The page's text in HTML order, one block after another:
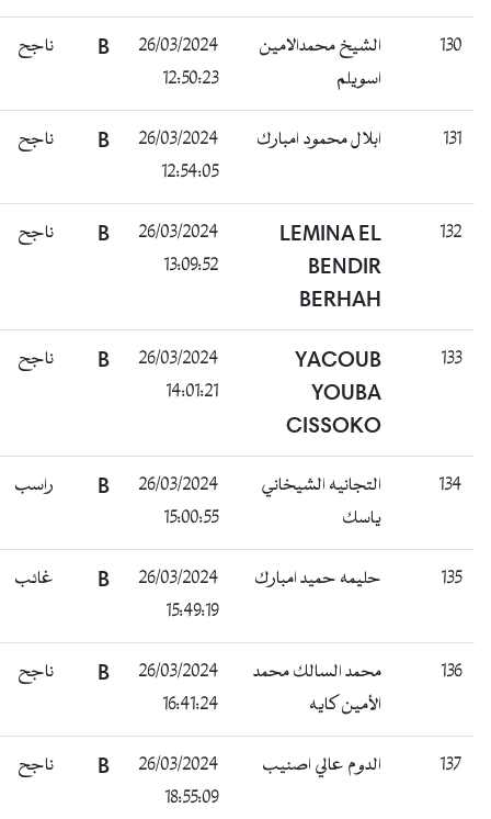
130
الشيخ محمدالامين
اسويلم
26/03/2024
12:50:23
B ناجح
131 ابلال محمود امبارك
26/03/2024
12:54:05
B ناجح
132
LEMINA EL
BENDIR
BERHAH
26/03/2024
13:09:52
B ناجح
133
YACOUB
YOUBA
CISSOKO
26/03/2024
14:01:21
B ناجح
134
التجانيه الشيخاني
ياسك
26/03/2024
15:00:55
B راسب
135 حليمه حميد امبارك
26/03/2024
15:49:19
B غائب
136
محمد السالك محمد
الأمين كايه
26/03/2024
16:41:24
B ناجح
137 الدوم عالي اصنيب
26/03/2024
18:55:09
B ناجح